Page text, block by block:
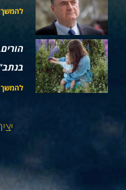
להמשך
להמשך